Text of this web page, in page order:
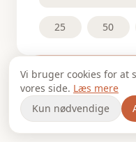
25 50
Vi bruger cookies for at
vores side. Læs mere
Kun nødvendige